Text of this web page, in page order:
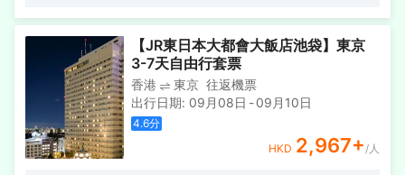
免費 WiFi和自動售貨機等。 您可以去酒店的ベイサイドキッ
チン餐廳享用午餐，或者去咖啡館吃些點心。每天 7:00 至
10:00 提供收費的自助式早餐。 特色服務/設施包括乾洗/洗
衣服務、24 小時前台服務和多語言服務。酒店提供收費自助
停車。 有 135 間空調客房提供平板電視；您定能在旅途中找
到家的舒適。提供數碼電視，可滿足您的娛樂需求。浴室提
供免費洗浴用品和吹風機。便利設施包括電話，以及保險箱
和書桌。
【JR東日本大都會大飯店池袋】東京
3-7天自由行套票
香港 東京 往返機票
出行日期: 09月08日 -09月10日
4.6分
HKD 2,967+ /人